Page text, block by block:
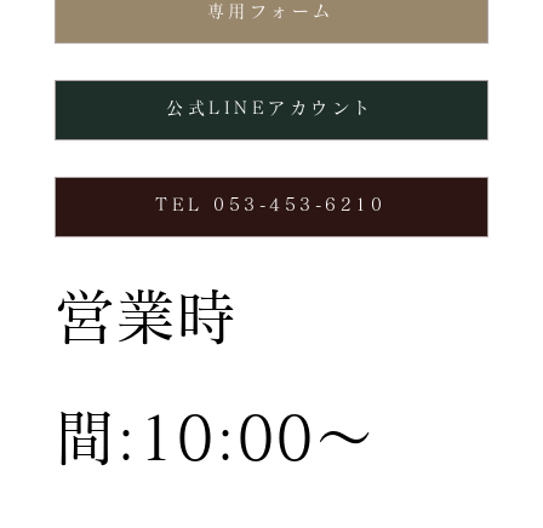
専用フォーム
TEL 053-453-6210
公式LINEアカウント
営業時
間:10:00〜